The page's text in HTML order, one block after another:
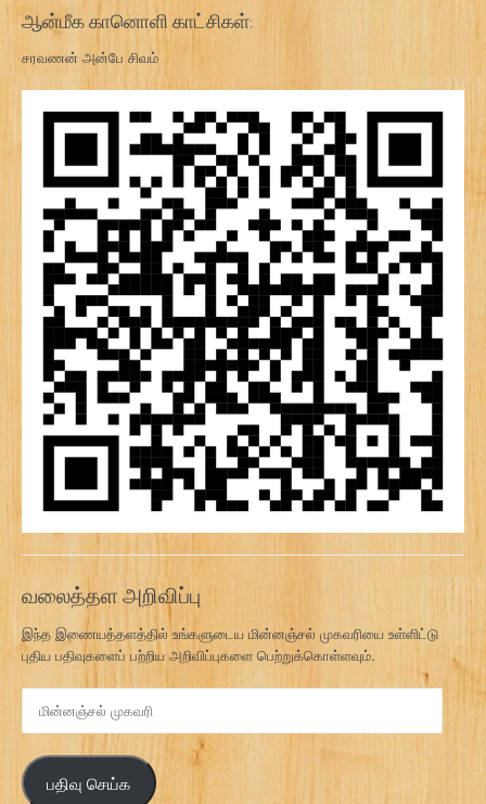
ஆன்மீக கானொளி காட்சிகள்:
சரவணன் அன்பே சிவம்
வலைத்தள அறிவிப்பு
இந்த இணையத்தளத்தில் உங்களுடைய மின்னஞ்சல் முகவரியை உள்ளிட்டு
புதிய பதிவுகளைப் பற்றிய அறிவிப்புகளை பெற்றுக்கொள்ளவும்.
ஞ்
ச
பதிவு செய்க